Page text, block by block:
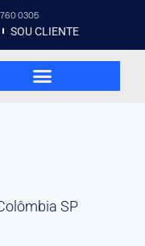
760 0305
SOU CLIENTE
SP